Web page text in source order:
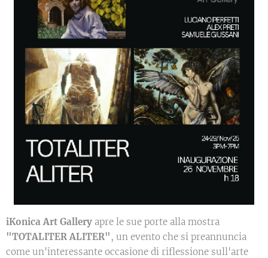
iKonica Art Gallery apre le sue porte alla mostra
"TOTALITER ALITER" , un evento che si preannuncia
come un'interessante occasione di riflessione sull'arte